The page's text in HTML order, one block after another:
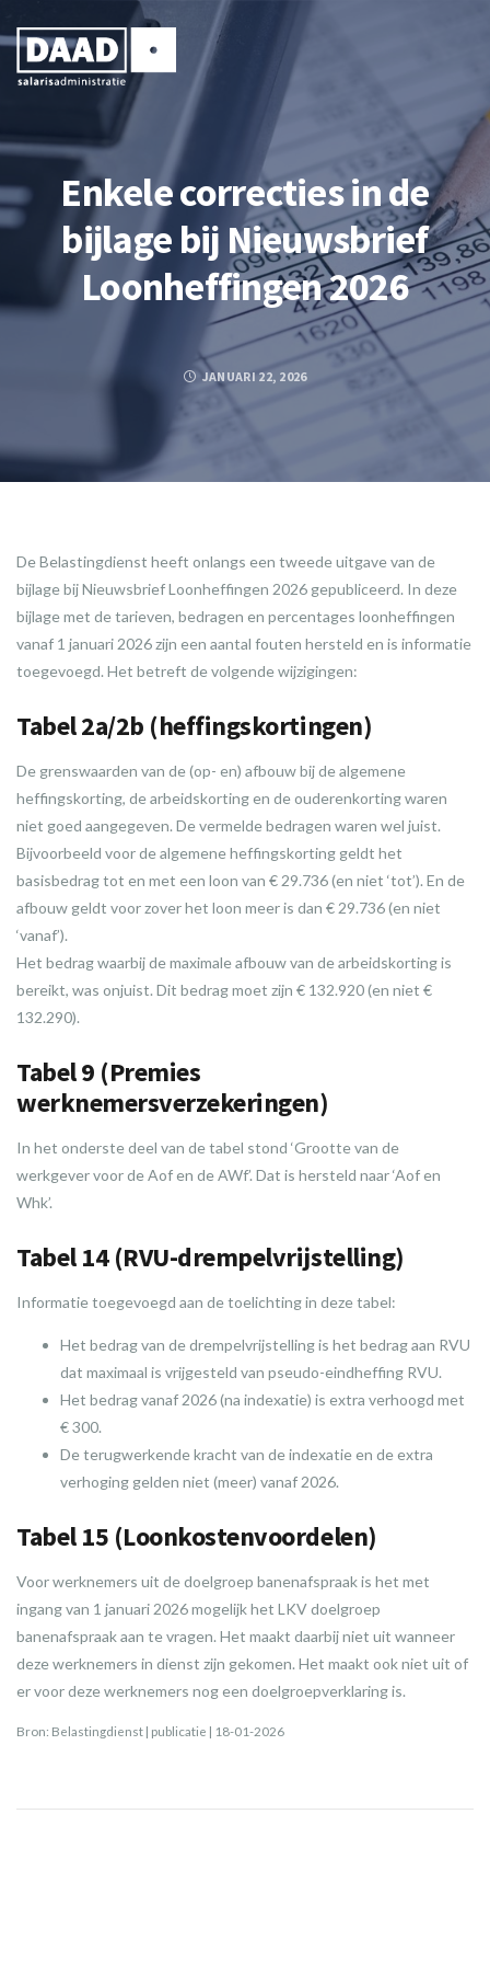
Enkele correcties in de
bijlage bij Nieuwsbrief
Loonheffingen 2026
JANUARI 22, 2026
De Belastingdienst heeft onlangs een tweede uitgave van de
bijlage bij Nieuwsbrief Loonheffingen 2026 gepubliceerd. In deze
bijlage met de tarieven, bedragen en percentages loonheffingen
vanaf 1 januari 2026 zijn een aantal fouten hersteld en is informatie
toegevoegd. Het betreft de volgende wijzigingen:
Tabel 2a/2b (heffingskortingen)
De grenswaarden van de (op- en) afbouw bij de algemene
heffingskorting, de arbeidskorting en de ouderenkorting waren
niet goed aangegeven. De vermelde bedragen waren wel juist.
Bijvoorbeeld voor de algemene heffingskorting geldt het
basisbedrag tot en met een loon van € 29.736 (en niet ‘tot’). En de
afbouw geldt voor zover het loon meer is dan € 29.736 (en niet
‘vanaf’).
Het bedrag waarbij de maximale afbouw van de arbeidskorting is
bereikt, was onjuist. Dit bedrag moet zijn € 132.920 (en niet €
132.290).
Tabel 9 (Premies
werknemersverzekeringen)
In het onderste deel van de tabel stond ‘Grootte van de
werkgever voor de Aof en de AWf’. Dat is hersteld naar ‘Aof en
Whk’.
Tabel 14 (RVU-drempelvrijstelling)
Informatie toegevoegd aan de toelichting in deze tabel:
Het bedrag van de drempelvrijstelling is het bedrag aan RVU
dat maximaal is vrijgesteld van pseudo-eindheffing RVU.
Het bedrag vanaf 2026 (na indexatie) is extra verhoogd met
€ 300.
De terugwerkende kracht van de indexatie en de extra
verhoging gelden niet (meer) vanaf 2026.
Tabel 15 (Loonkostenvoordelen)
Voor werknemers uit de doelgroep banenafspraak is het met
ingang van 1 januari 2026 mogelijk het LKV doelgroep
banenafspraak aan te vragen. Het maakt daarbij niet uit wanneer
deze werknemers in dienst zijn gekomen. Het maakt ook niet uit of
er voor deze werknemers nog een doelgroepverklaring is.
Bron: Belastingdienst | publicatie | 18-01-2026